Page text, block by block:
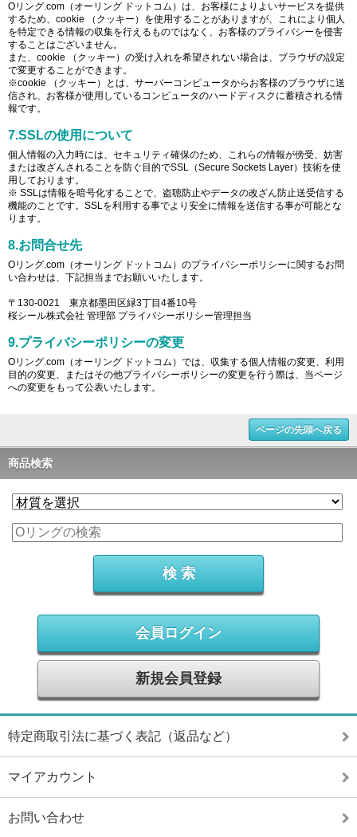
Oリング.com（オーリング ドットコム）は、お客様によりよいサービスを提供
するため、cookie （クッキー）を使用することがありますが、これにより個人
を特定できる情報の収集を行えるものではなく、お客様のプライバシーを侵害
することはございません。
また、cookie （クッキー）の受け入れを希望されない場合は、ブラウザの設定
で変更することができます。
※cookie （クッキー）とは、サーバーコンピュータからお客様のブラウザに送
信され、お客様が使用しているコンピュータのハードディスクに蓄積される情
報です。
7.SSLの使用について
個人情報の入力時には、セキュリティ確保のため、これらの情報が傍受、妨害
または改ざんされることを防ぐ目的でSSL（Secure Sockets Layer）技術を使
用しております。
※ SSLは情報を暗号化することで、盗聴防止やデータの改ざん防止送受信する
機能のことです。SSLを利用する事でより安全に情報を送信する事が可能とな
ります。
8.お問合せ先
Oリング.com（オーリング ドットコム）のプライバシーポリシーに関するお問
い合わせは、下記担当までお願いいたします。
〒130-0021 東京都墨田区緑3丁目4番10号
桜シール株式会社 管理部 プライバシーポリシー管理担当
9.プライバシーポリシーの変更
Oリング.com（オーリング ドットコム）では、収集する個人情報の変更、利用
目的の変更、またはその他プライバシーポリシーの変更を行う際は、当ページ
への変更をもって公表いたします。
ページの先頭へ戻る
商品検索
会員ログイン
新規会員登録
特定商取引法に基づく表記（返品など）
マイアカウント
お問い合わせ